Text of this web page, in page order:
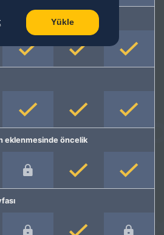
eklenmesinde öncelik
Yükle